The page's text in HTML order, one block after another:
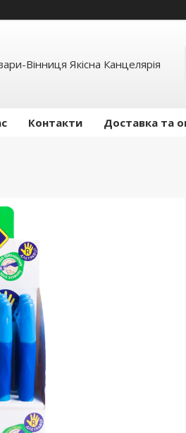
Вінниця Якісна Канцелярія
Контакти Доставка та